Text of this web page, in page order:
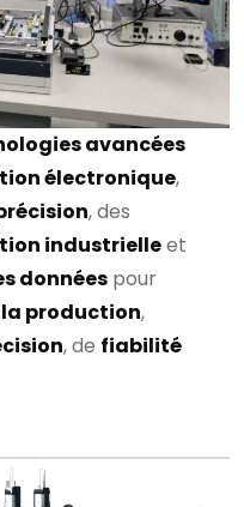
avancées
électronique,
, des
industrielleet
donnéespour
production,
, de fiabilité